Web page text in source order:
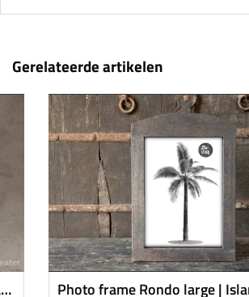
Gerelateerde artikelen
Photo frame Rondo large |